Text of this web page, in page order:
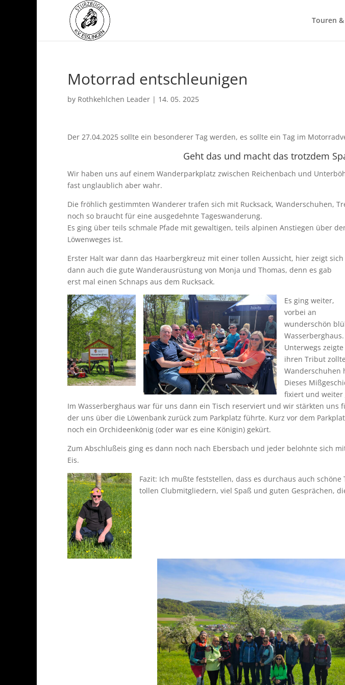
Touren
Motorrad entschleunigen
by Rothkehlchen Leader | 14. 05. 2025
Der 27.04.2025 sollte ein besonderer Tag werden, es sollte ein Tag im
Geht das und macht das trotzdem
Wir haben uns auf einem Wanderparkplatz zwischen Reichenbach und
fast unglaublich aber wahr.
Die fröhlich gestimmten Wanderer trafen sich mit Rucksack, Wanderschuhen,
noch so braucht für eine ausgedehnte Tageswanderung.
Es ging über teils schmale Pfade mit gewaltigen, teils alpinen Anstiegen über
Löwenweges ist.
Erster Halt war dann das Haarbergkreuz mit einer tollen Aussicht, hier zeigt sich
dann auch die gute Wanderausrüstung von Monja und Thomas, denn es gab
erst mal einen Schnaps aus dem Rucksack.
Es ging weiter,
vorbei an
wunderschön
Wasserberghaus.
Unterwegs
ihren Tribut
Wanderschuhen
Dieses
fixiert und weiter
Im Wasserberghaus war für uns dann ein Tisch reserviert und wir stärkten uns
der uns über die Löwenbank zurück zum Parkplatz führte. Kurz vor dem
noch ein Orchideenkönig (oder war es eine Königin) gekürt.
Zum Abschlußeis ging es dann noch nach Ebersbach und jeder belohnte sich
Eis.
Fazit: Ich mußte feststellen, dass es durchaus auch
tollen Clubmitgliedern, viel Spaß und guten Gesprächen,